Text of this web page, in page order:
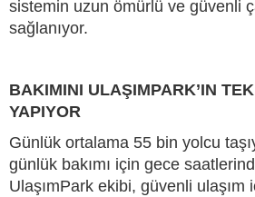
sistemin uzun ömürlü ve güvenli
sağlanıyor.
BAKIMINI ULAŞIMPARK’IN
YAPIYOR
Günlük ortalama 55 bin yolcu
günlük bakımı için gece
UlaşımPark ekibi, güvenli ulaşım